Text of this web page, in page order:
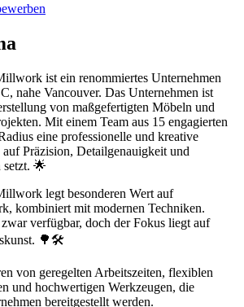
ist ein renommiertes Unternehmen
nahe Vancouver. Das Unternehmen ist
von maßgefertigten Möbeln und
Mit einem Team aus 15 engagierten
eine professionelle und kreative
Präzision, Detailgenauigkeit und
🌟
legt besonderen Wert auf
kombiniert mit modernen Techniken.
verfügbar, doch der Fokus liegt auf
🌳🛠️
von geregelten Arbeitszeiten, flexiblen
und hochwertigen Werkzeugen, die
bereitgestellt werden.